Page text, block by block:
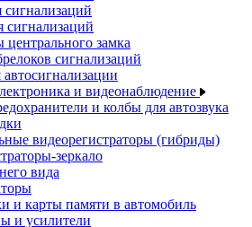
сигнализаций
центрального замка
сигнализаций
и видеонаблюдение
и колбы для автозвука
видеорегистраторы (гибриды)
зеркало
вида
и карты памяти в автомобиль
и усилители